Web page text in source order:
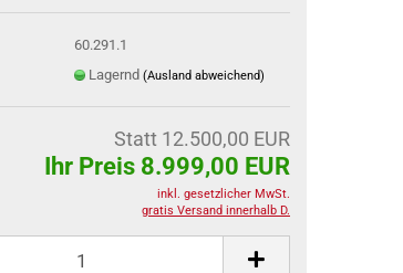
60.291.1
Lagernd (Ausland abweichend)
Statt 12.500,00 EUR
Ihr Preis 8.999,00 EUR
inkl. gesetzlicher MwSt.
gratis Versand innerhalb D.